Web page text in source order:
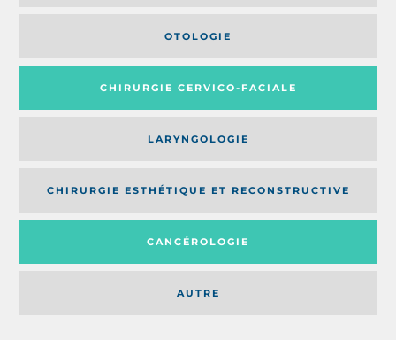
OTOLOGIE
CHIRURGIE CERVICO-FACIALE
AUTRE
LARYNGOLOGIE
CHIRURGIE ESTHÉTIQUE ET RECONSTRUCTIVE
CANCÉROLOGIE